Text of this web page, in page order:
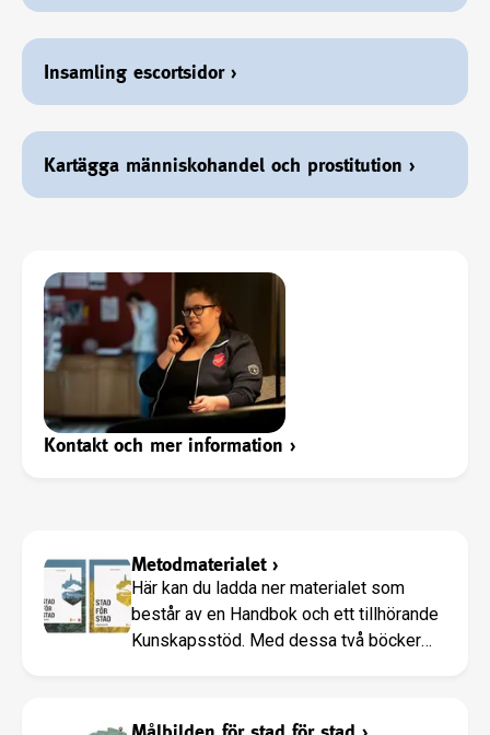
Insamling escortsidor›
Kartägga människohandel och prostitution ›
Kontakt och mer information ›
Metodmaterialet›
Här kan du ladda ner materialet som
består av en Handbok och ett tillhörande
Kunskapsstöd. Med dessa två böcker
göra den resa som föreslås i dess sidor